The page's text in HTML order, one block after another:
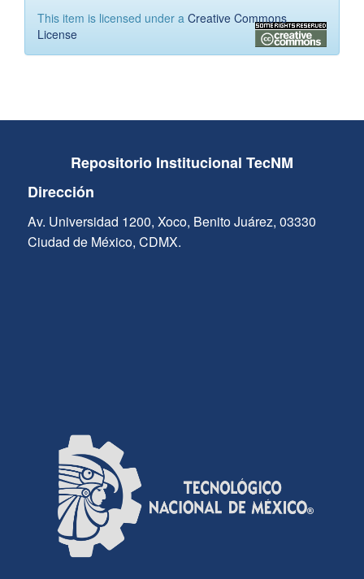
This item is licensed under a Creative Commons
License
Repositorio Institucional TecNM
Dirección
Av. Universidad 1200, Xoco, Benito Juárez, 03330
Ciudad de México, CDMX.